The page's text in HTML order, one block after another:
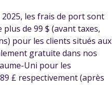
les frais de port sont
de 99 $ (avant taxes,
pour les clients situés aux
gratuite dans nos
Uni pour les
£ respectivement (après